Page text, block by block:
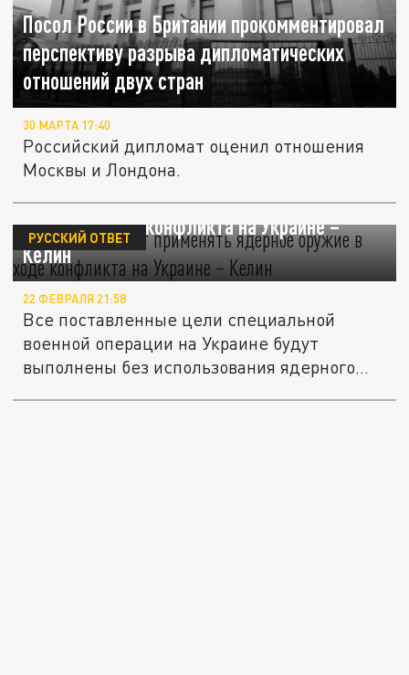
Посол России в Британии прокомментировал
перспективу разрыва дипломатических
отношений двух стран
30 МАРТА 17:40
Российский дипломат оценил отношения
Москвы и Лондона.
Россия не станет применять ядерное
оружие в ходе конфликта на Украине –
Келин
РУССКИЙ ОТВЕТ
22 ФЕВРАЛЯ 21:58
Все поставленные цели специальной
военной операции на Украине будут
выполнены без использования ядерного...